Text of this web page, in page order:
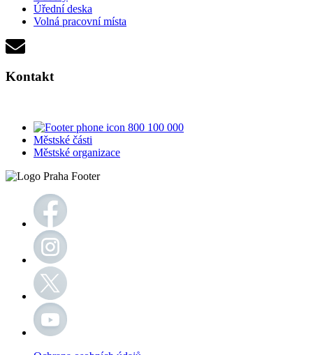
Úřední deska
Volná pracovní místa
Kontakt
800 100 000
Městské části
Městské organizace